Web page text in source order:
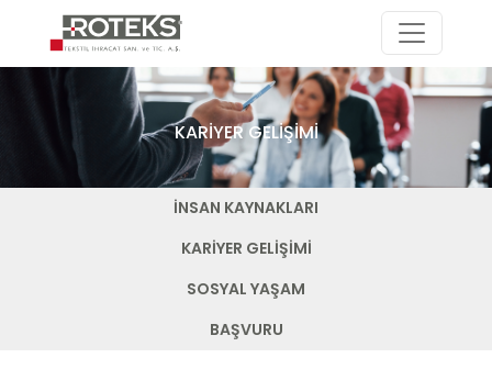
KARİYER GELİŞİMİ
İNSAN KAYNAKLARI
KARİYER GELİŞİMİ
SOSYAL YAŞAM
BAŞVURU